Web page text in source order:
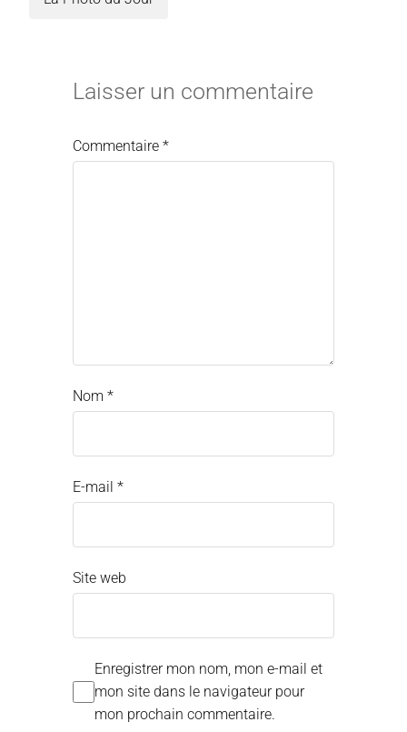
Laisser un commentaire
Commentaire *
Nom *
E-mail *
Site web
Enregistrer mon nom, mon e-mail et
mon site dans le navigateur pour
mon prochain commentaire.